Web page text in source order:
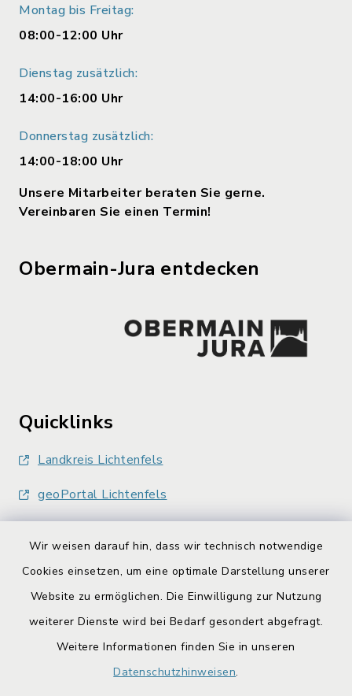
Wir weisen darauf hin, dass wir technisch notwendige
Cookies einsetzen, um eine optimale Darstellung unserer
Website zu ermöglichen. Die Einwilligung zur Nutzung
weiterer Dienste wird bei Bedarf gesondert abgefragt.
Weitere Informationen finden Sie in unseren
Datenschutzhinweisen.
Montag bis Freitag:
08:00-12:00 Uhr
Dienstag zusätzlich:
14:00-16:00 Uhr
Donnerstag zusätzlich:
14:00-18:00 Uhr
Unsere Mitarbeiter beraten Sie gerne.
Vereinbaren Sie einen Termin!
Obermain-Jura entdecken
Quicklinks
Landkreis Lichtenfels
geoPortal Lichtenfels
Barrierefreiheit